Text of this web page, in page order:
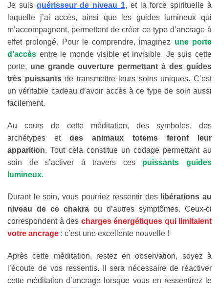
Je suis guérisseur de niveau 1, et la force spirituelle à
laquelle j’ai accès, ainsi que les guides lumineux qui
m’accompagnent, permettent de créer ce type d’ancrage à
effet prolongé. Pour le comprendre, imaginez une porte
d’accès entre le monde visible et invisible. Je suis cette
porte, une grande ouverture permettant à des guides
très puissantsde transmettre leurs soins uniques. C’est
un véritable cadeau d’avoir accès à ce type de soin aussi
facilement.
Au cours de cette méditation, des symboles, des
archétypes et des animaux totems feront leur
apparition. Tout cela constitue un codage permettant au
soin de s’activer à travers cespuissants guides
lumineux.
Durant le soin, vous pourriez ressentir des libérations au
niveau de ce chakra ou d’autres symptômes. Ceux-ci
correspondent à des charges énergétiques qui limitaient
votre ancrage : c’est une excellente nouvelle !
Après cette méditation, restez en observation, soyez à
l’écoute de vos ressentis. Il sera nécessaire de réactiver
cette méditation d’ancrage lorsque vous en ressentirez le